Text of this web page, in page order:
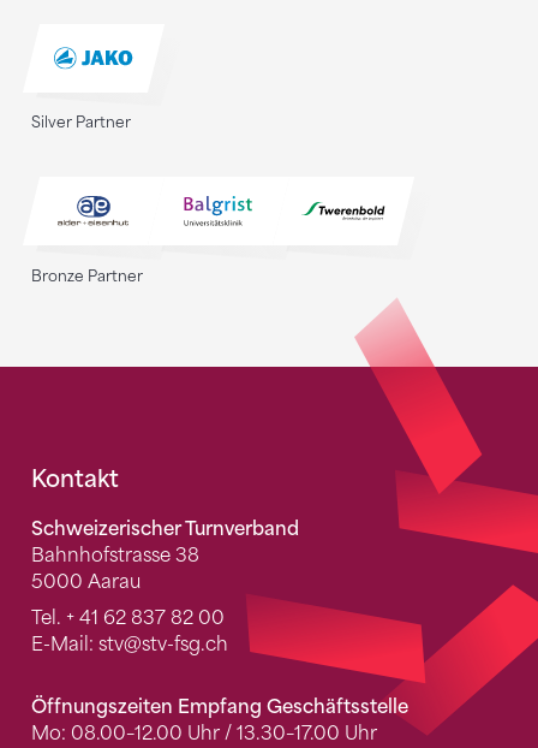
Silver Partner
Bronze Partner
Fusszeile
Kontakt
Schweizerischer Turnverband
Bahnhofstrasse 38
5000 Aarau
Tel. + 41 62 837 82 00
E-Mail: stv@stv-fsg.ch
Öffnungszeiten Empfang Geschäftsstelle
Mo: 08.00–12.00 Uhr / 13.30–17.00 Uhr